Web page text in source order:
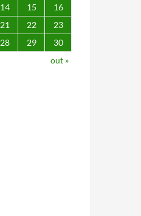
14 15
16
21 22
23
28 29
30
out »